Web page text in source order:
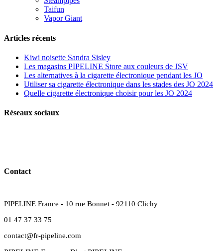
Taifun
Vapor Giant
Articles récents
Kiwi noisette Sandra Sisley
Les magasins PIPELINE Store aux couleurs de JSV
Les alternatives à la cigarette électronique pendant les JO
Utiliser sa cigarette électronique dans les stades des JO 2024
Quelle cigarette électronique choisir pour les JO 2024
Réseaux sociaux
Contact
PIPELINE France - 10 rue Bonnet - 92110 Clichy
01 47 37 33 75
contact@fr-pipeline.com